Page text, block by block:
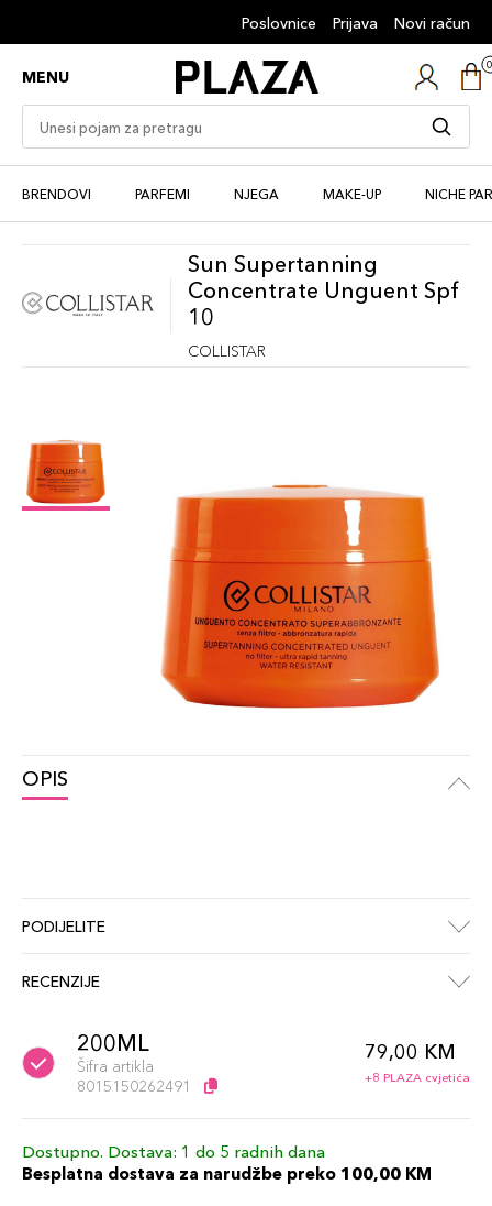
Poslovnice Prijava Novi račun
MENU
BRENDOVI PARFEMI NJEGA MAKE-UP NICHE
Sun Supertanning
Concentrate Unguent Spf
10
COLLISTAR
OPIS
PODIJELITE
RECENZIJE
200ML
Šifra artikla
8015150262491
79,00 KM
+8 PLAZA cvjetića
Dostupno. Dostava: 1 do 5 radnih dana
Besplatna dostava za narudžbe preko 100,00 KM